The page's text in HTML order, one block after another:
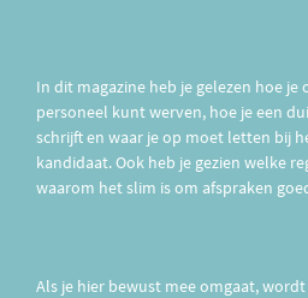
In dit magazine heb je gelezen hoe
personeel kunt werven, hoe je een
schrijft en waar je op moet letten bij
kandidaat. Ook heb je gezien welke
waarom het slim is om afspraken
Als je hier bewust mee omgaat,